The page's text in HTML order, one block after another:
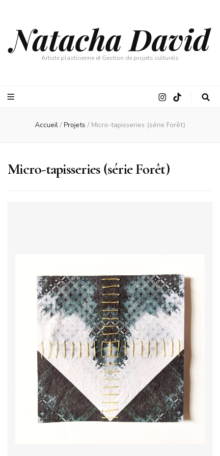
Natacha David
Artiste plasticienne et Gestion de projets culturels
Accueil / Projets / Micro-tapisseries (série Forêt)
Micro-tapisseries (série Forêt)